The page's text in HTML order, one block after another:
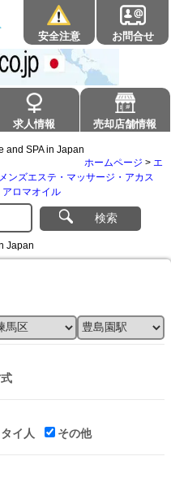
安全注意 お問合せ
求人情報 売却店舗情報
and SPA in Japan
ホームページ > エ
ンズエステ・マッサージ・アカス
ロマオイル
検索
Japan
タイ人 その他